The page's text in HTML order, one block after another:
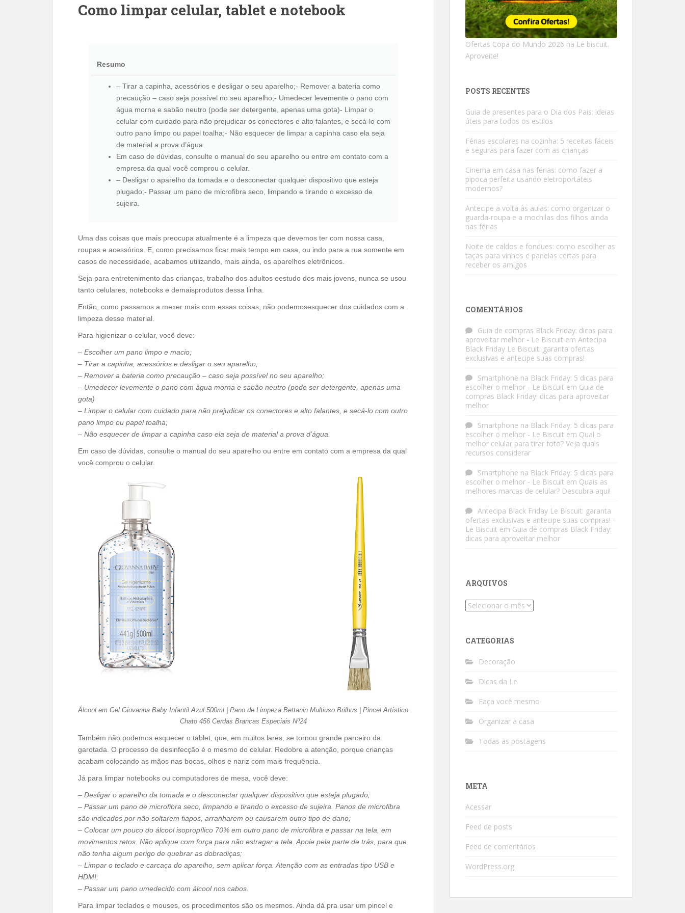
Como limpar celular, tablet e notebook
Resumo
– Tirar a capinha, acessórios e desligar o seu aparelho;- Remover a bateria como
precaução – caso seja possível no seu aparelho;- Umedecer levemente o pano com
água morna e sabão neutro (pode ser detergente, apenas uma gota)- Limpar o
celular com cuidado para não prejudicar os conectores e alto falantes, e secá-lo com
outro pano limpo ou papel toalha;- Não esquecer de limpar a capinha caso ela seja
de material a prova d’água.
Em caso de dúvidas, consulte o manual do seu aparelho ou entre em contato com a
empresa da qual você comprou o celular.
– Desligar o aparelho da tomada e o desconectar qualquer dispositivo que esteja
plugado;- Passar um pano de microfibra seco, limpando e tirando o excesso de
sujeira.
Uma das coisas que mais preocupa atualmente é a limpeza que devemos ter com nossa casa,
roupas e acessórios. E, como precisamos ficar mais tempo em casa, ou indo para a rua somente em
casos de necessidade, acabamos utilizando, mais ainda, os aparelhos eletrônicos.
Seja para entretenimento das crianças, trabalho dos adultos eestudo dos mais jovens, nunca se usou
tanto celulares, notebooks e demaisprodutos dessa linha.
Então, como passamos a mexer mais com essas coisas, não podemosesquecer dos cuidados com a
limpeza desse material.
Para higienizar o celular, você deve:
– Escolher um pano limpo e macio;
– Tirar a capinha, acessórios e desligar o seu aparelho;
– Remover a bateria como precaução – caso seja possível no seu aparelho;
– Umedecer levemente o pano com água morna e sabão neutro (pode ser detergente, apenas uma
gota)
– Limpar o celular com cuidado para não prejudicar os conectores e alto falantes, e secá-lo com outro
pano limpo ou papel toalha;
– Não esquecer de limpar a capinha caso ela seja de material a prova d’água.
Em caso de dúvidas, consulte o manual do seu aparelho ou entre em contato com a empresa da qual
você comprou o celular.
Álcool em Gel Giovanna Baby Infantil Azul 500ml | Pano de Limpeza Bettanin Multiuso Brilhus | Pincel Artístico
Chato 456 Cerdas Brancas Especiais Nº24
Também não podemos esquecer o tablet, que, em muitos lares, se tornou grande parceiro da
garotada. O processo de desinfecção é o mesmo do celular. Redobre a atenção, porque crianças
acabam colocando as mãos nas bocas, olhos e nariz com mais frequência.
Já para limpar notebooks ou computadores de mesa, você deve:
– Desligar o aparelho da tomada e o desconectar qualquer dispositivo que esteja plugado;
– Passar um pano de microfibra seco, limpando e tirando o excesso de sujeira. Panos de microfibra
são indicados por não soltarem fiapos, arranharem ou causarem outro tipo de dano;
– Colocar um pouco do álcool isopropílico 70% em outro pano de microfibra e passar na tela, em
movimentos retos. Não aplique com força para não estragar a tela. Apoie pela parte de trás, para que
não tenha algum perigo de quebrar as dobradiças;
– Limpar o teclado e carcaça do aparelho, sem aplicar força. Atenção com as entradas tipo USB e
HDMI;
– Passar um pano umedecido com álcool nos cabos.
Para limpar teclados e mouses, os procedimentos são os mesmos. Ainda dá pra usar um pincel e
Ofertas Copa do Mundo 2026 na Le biscuit.
Aproveite!
POSTS RECENTES
Guia de presentes para o Dia dos Pais: ideias
úteis para todos os estilos
Férias escolares na cozinha: 5 receitas fáceis
e seguras para fazer com as crianças
Cinema em casa nas férias: como fazer a
pipoca perfeita usando eletroportáteis
modernos?
Antecipe a volta às aulas: como organizar o
guarda-roupa e a mochilas dos filhos ainda
nas férias
Noite de caldos e fondues: como escolher as
taças para vinhos e panelas certas para
receber os amigos
COMENTÁRIOS
Guia de compras Black Friday: dicas para
aproveitar melhor - Le Biscuit em Antecipa
Black Friday Le Biscuit: garanta ofertas
exclusivas e antecipe suas compras!
Smartphone na Black Friday: 5 dicas para
escolher o melhor - Le Biscuit em Guia de
compras Black Friday: dicas para aproveitar
melhor
Smartphone na Black Friday: 5 dicas para
escolher o melhor - Le Biscuit em Qual o
melhor celular para tirar foto? Veja quais
recursos considerar
Smartphone na Black Friday: 5 dicas para
escolher o melhor - Le Biscuit em Quais as
melhores marcas de celular? Descubra aqui!
Antecipa Black Friday Le Biscuit: garanta
ofertas exclusivas e antecipe suas compras! -
Le Biscuit em Guia de compras Black Friday:
dicas para aproveitar melhor
ARQUIVOS
Arquivos
CATEGORIAS
Decoração
Dicas da Le
Faça você mesmo
Organizar a casa
Todas as postagens
META
Acessar
Feed de posts
Feed de comentários
WordPress.org